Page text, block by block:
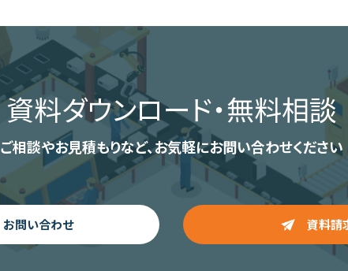
資料ダウンロード・無料相談
ご相談やお見積もりなど、お気軽にお問い合わせください
お問い合わせ 資料請